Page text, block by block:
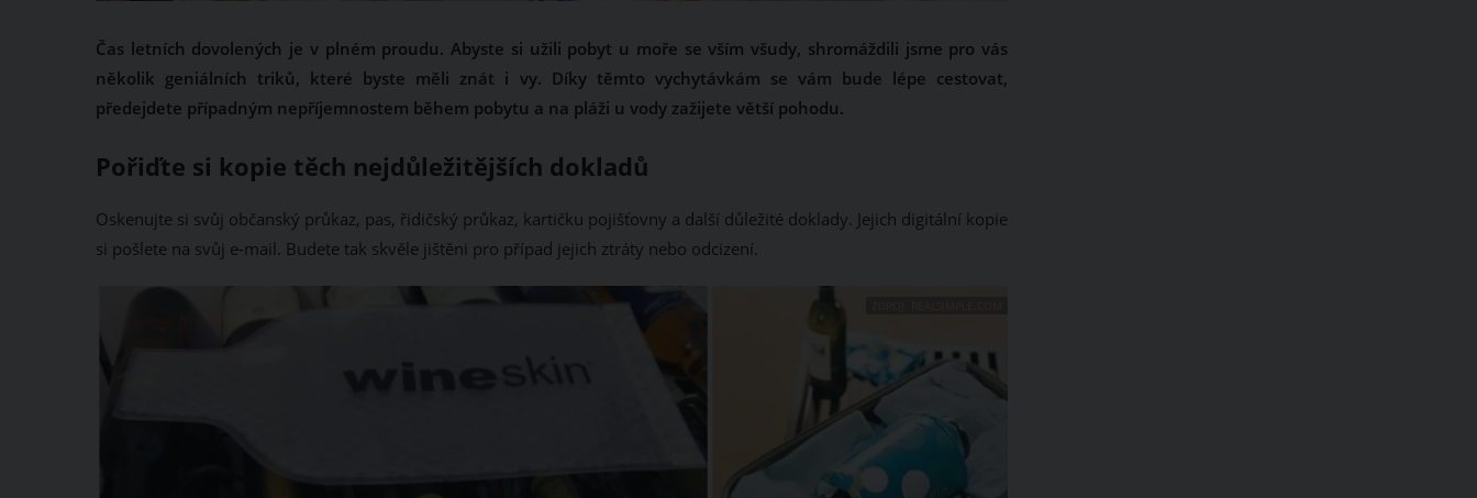
Čas letních dovolených je v plném proudu. Abyste si užili pobyt u moře se vším všudy, shromáždili jsme pro vás
několik geniálních triků, které byste měli znát i vy. Díky těmto vychytávkám se vám bude lépe cestovat,
předejdete případným nepříjemnostem během pobytu a na pláži u vody zažijete větší pohodu.
Pořiďte si kopie těch nejdůležitějších dokladů
Oskenujte si svůj občanský průkaz, pas, řidičský průkaz, kartičku pojišťovny a další důležité doklady. Jejich digitální kopie
si pošlete na svůj e-mail. Budete tak skvěle jištěni pro případ jejich ztráty nebo odcizení.